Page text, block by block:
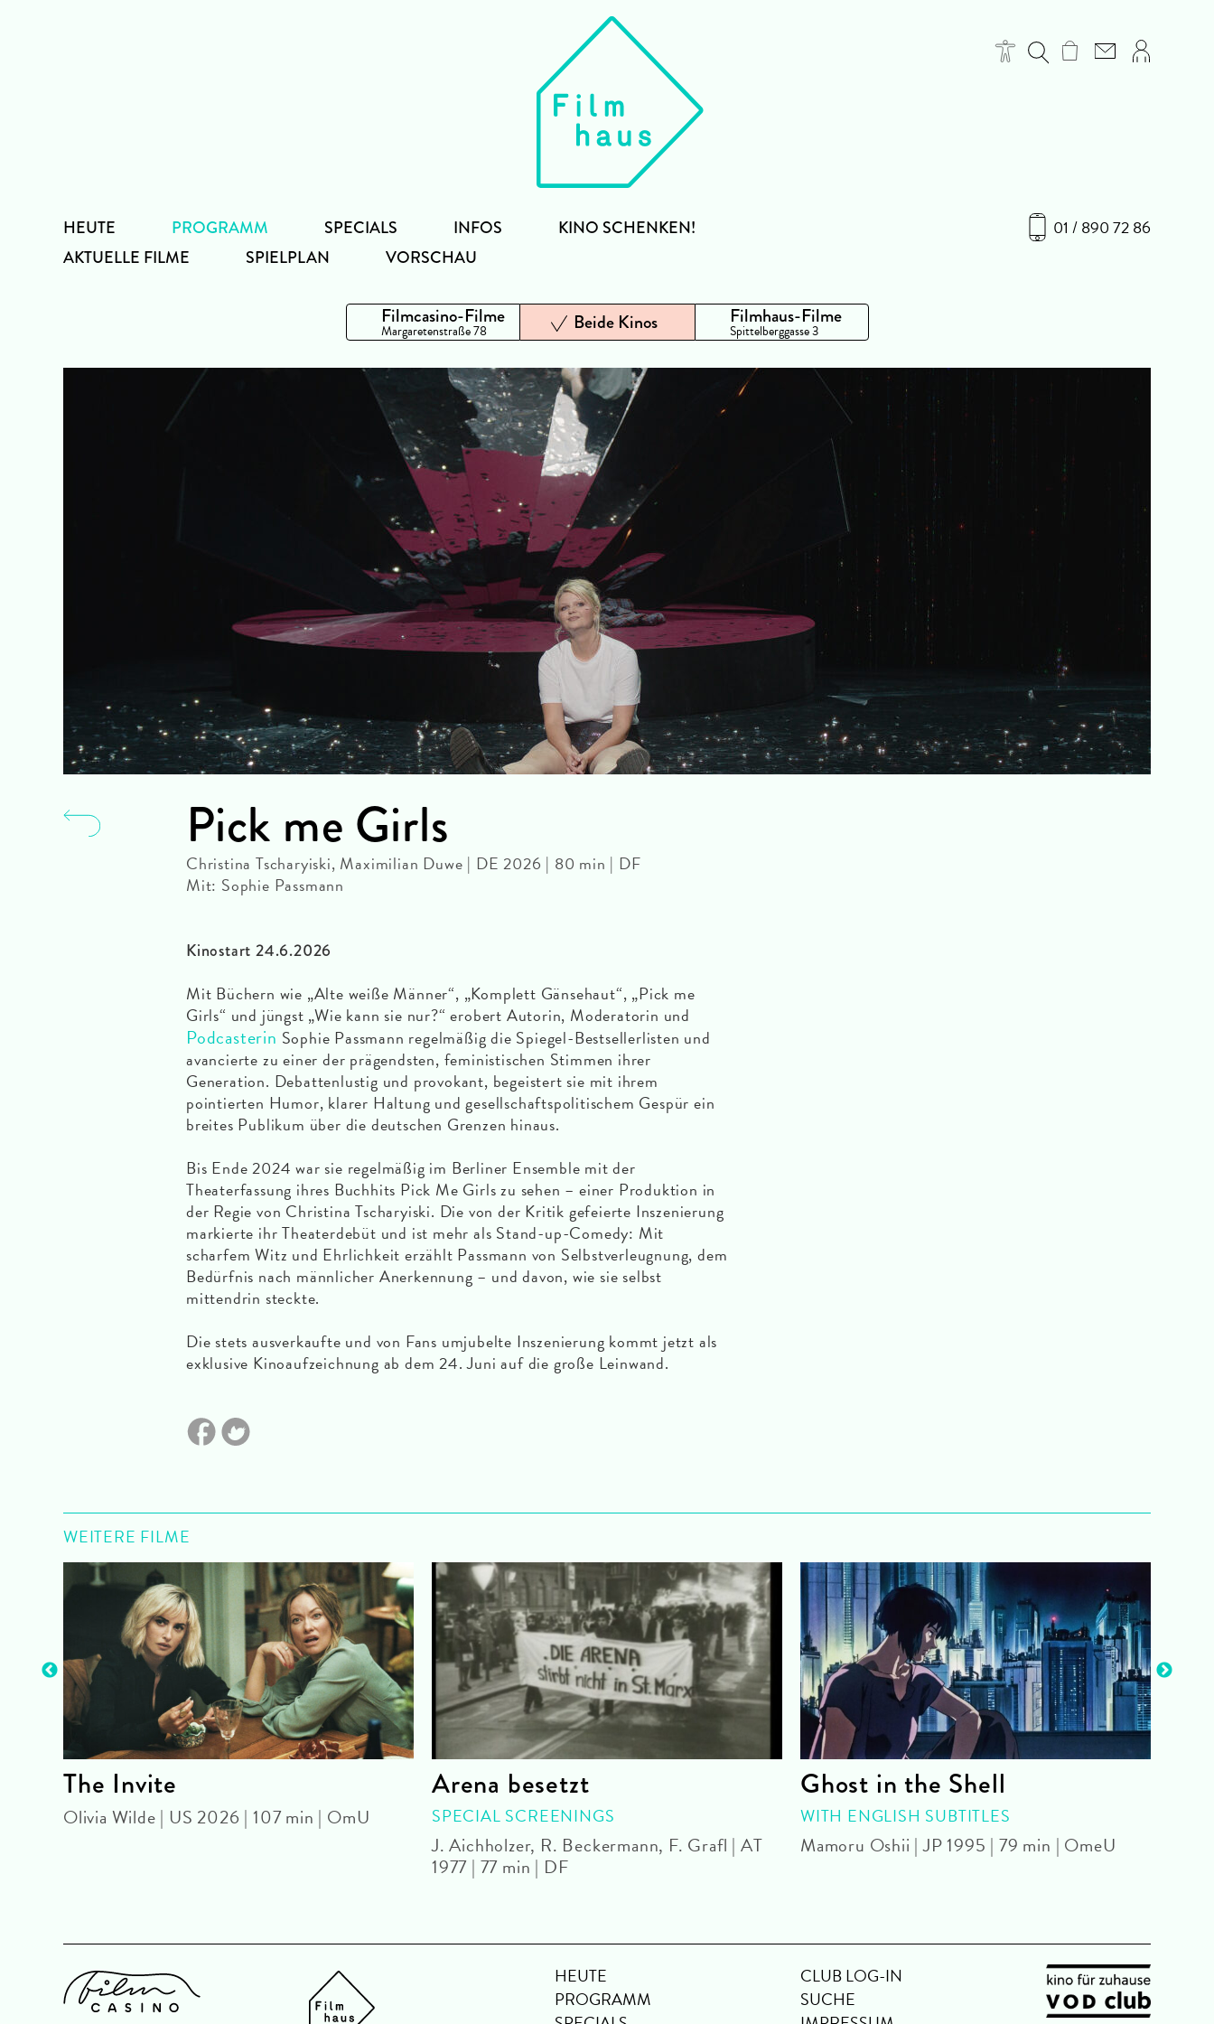
01 / 890 72 86
HEUTE
PROGRAMM
AKTUELLE FILME
SPIELPLAN VORSCHAU
SPECIALS INFOS KINO SCHENKEN!
Filmcasino-Filme
Margaretenstraße 78 Beide Kinos Filmhaus-Filme
Spittelberggasse 3
Pick me Girls
Christina Tscharyiski, Maximilian Duwe | DE 2026 | 80 min | DF
Mit: Sophie Passmann
Kinostart 24.6.2026
Mit Büchern wie „Alte weiße Männer“, „Komplett Gänsehaut“, „Pick me
Girls“ und jüngst „Wie kann sie nur?“ erobert Autorin, Moderatorin und
Podcasterin Sophie Passmann regelmäßig die Spiegel-Bestsellerlisten und
avancierte zu einer der prägendsten, feministischen Stimmen ihrer
Generation. Debattenlustig und provokant, begeistert sie mit ihrem
pointierten Humor, klarer Haltung und gesellschaftspolitischem Gespür ein
breites Publikum über die deutschen Grenzen hinaus.
Bis Ende 2024 war sie regelmäßig im Berliner Ensemble mit der
Theaterfassung ihres Buchhits Pick Me Girls zu sehen – einer Produktion in
der Regie von Christina Tscharyiski. Die von der Kritik gefeierte Inszenierung
markierte ihr Theaterdebüt und ist mehr als Stand-up-Comedy: Mit
scharfem Witz und Ehrlichkeit erzählt Passmann von Selbstverleugnung, dem
Bedürfnis nach männlicher Anerkennung – und davon, wie sie selbst
mittendrin steckte.
Die stets ausverkaufte und von Fans umjubelte Inszenierung kommt jetzt als
exklusive Kinoaufzeichnung ab dem 24. Juni auf die große Leinwand.
WEITERE FILME
The Invite
Olivia Wilde | US 2026 | 107 min | OmU
Arena besetzt
SPECIAL SCREENINGS
J. Aichholzer, R. Beckermann, F. Grafl | AT
1977 | 77 min | DF
Ghost in the Shell
WITH ENGLISH SUBTITLES
Mamoru Oshii | JP 1995 | 79 min | OmeU
HEUTE
PROGRAMM
CLUB LOG-IN
SUCHE